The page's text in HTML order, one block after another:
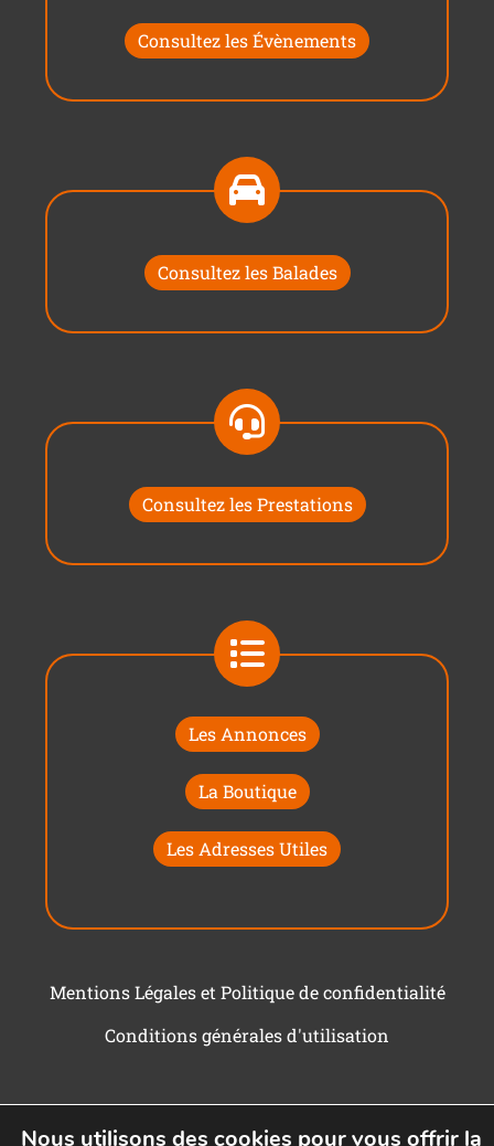
Consultez les Évènements
Consultez les Balades
Consultez les Prestations
Les Annonces
La Boutique
Les Adresses Utiles
Mentions Légales et Politique de confidentialité
Conditions générales d'utilisation
Nous utilisons des cookies pour vous offrir la